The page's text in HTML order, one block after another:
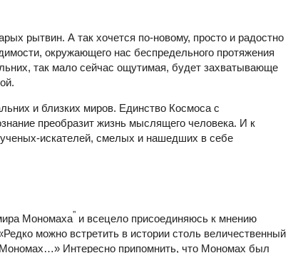
рытвин. А так хочется по-новому, просто и радостно
окружающего нас беспредельного протяжения
так мало сейчас ощутимая, будет захватывающе
и близких миров. Единство Космоса с
преобразит жизнь мыслящего человека. И к
искателей, смелых и нашедших в себе
Мономаха” и всецело присоединяюсь к мнению
можно встретить в истории столь величественный
Интересно припомнить, что Мономах был